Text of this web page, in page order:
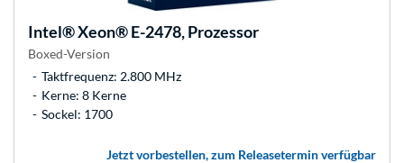
Intel®Xeon® E-2478, Prozessor
Boxed-Version
Taktfrequenz: 2.800 MHz
Kerne: 8 Kerne
Sockel: 1700
Jetzt vorbestellen, zum Releasetermin verfügbar